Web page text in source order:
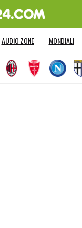
AUDIO ZONE MONDIALI